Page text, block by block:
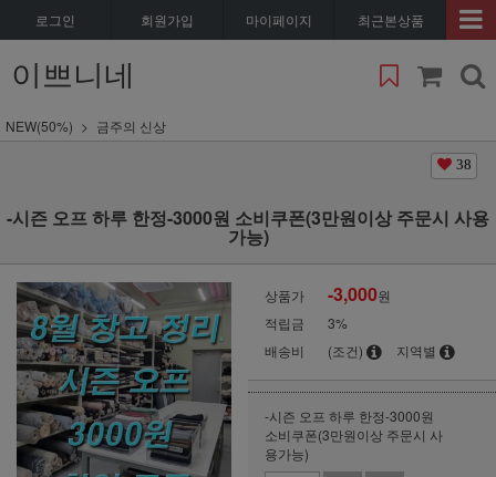
로그인 회원가입 마이페이지 최근본상품
이쁘니네
NEW(50%) 금주의 신상
38
-시즌 오프 하루 한정-3000원 소비쿠폰(3만원이상 주문시 사용
가능)
상품가 -3,000원
적립금
3%
배송비
(조건) 지역별
-시즌 오프 하루 한정-3000원
소비쿠폰(3만원이상 주문시 사
용가능)